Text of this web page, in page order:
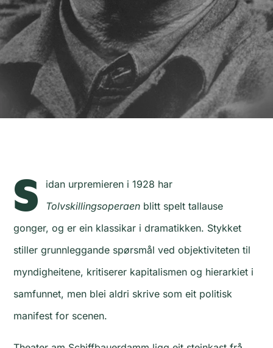
S
idan urpremieren i 1928 har
Tolvskillingsoperaen blitt spelt tallause
gonger, og er ein klassikar i dramatikken. Stykket
stiller grunnleggande spørsmål ved objektiviteten til
myndigheitene, kritiserer kapitalismen og hierarkiet i
samfunnet, men blei aldri skrive som eit politisk
manifest for scenen.